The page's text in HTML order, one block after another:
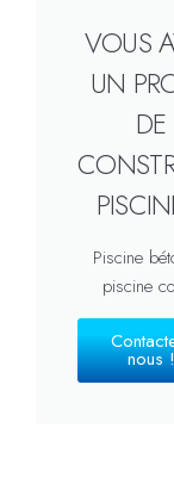
VOUS
UN
DE
Piscine
piscine
nous !